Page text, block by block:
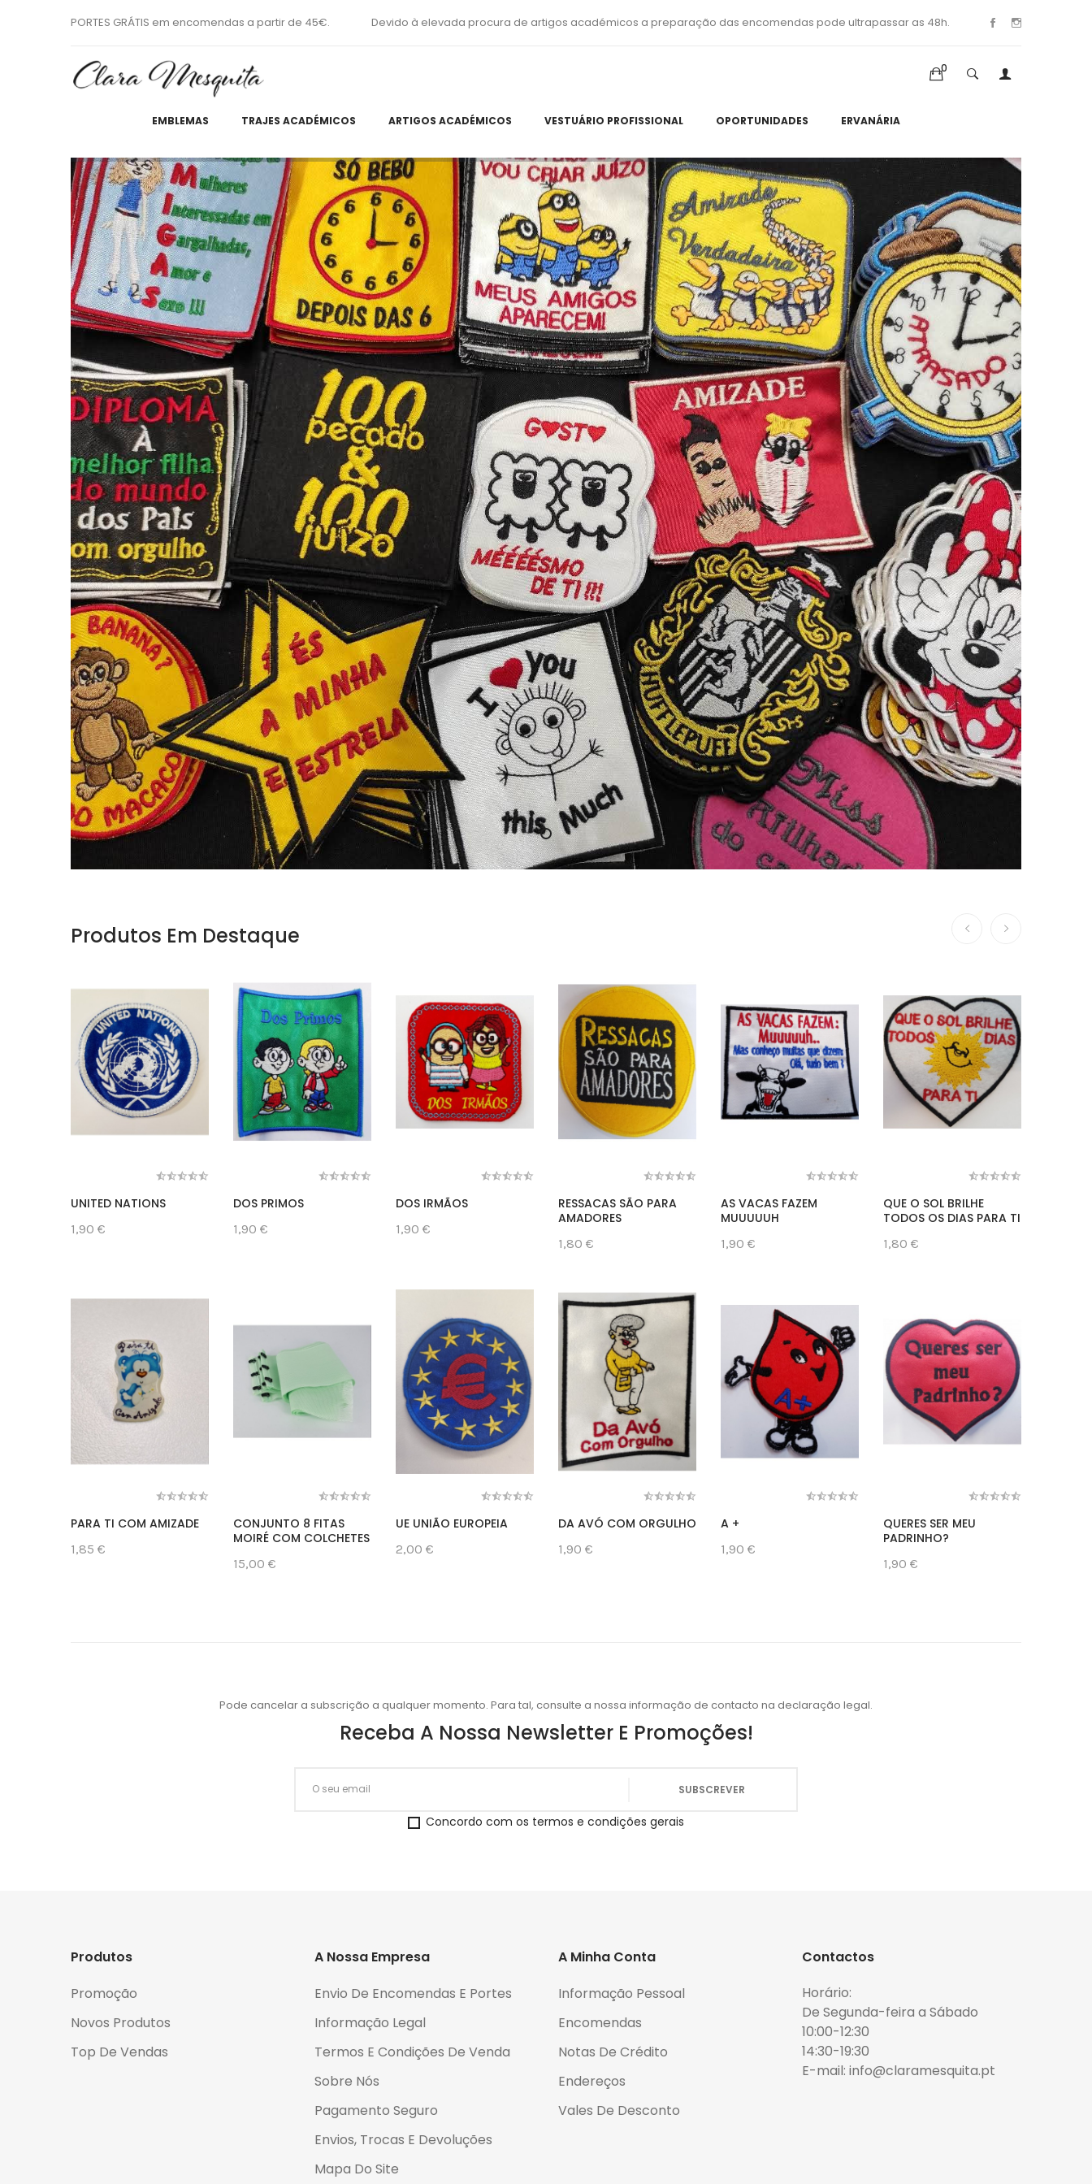
PORTES GRÁTIS em encomendas a partir de 45€. Devido à elevada procura de artigos académicos a preparação das encomendas pode ultrapassar as 48h.
0
EMBLEMAS TRAJES ACADÉMICOS ARTIGOS ACADÉMICOS VESTUÁRIO PROFISSIONAL OPORTUNIDADES ERVANÁRIA
Produtos Em Destaque
UNITED NATIONS
1,90 €
PARA TI COM AMIZADE
1,85 €
DOS PRIMOS
1,90 €
CONJUNTO 8 FITAS
MOIRÉ COM COLCHETES
15,00 €
DOS IRMÃOS
1,90 €
UE UNIÃO EUROPEIA
2,00 €
RESSACAS SÃO PARA
AMADORES
1,80 €
DA AVÓ COM ORGULHO
1,90 €
AS VACAS FAZEM
MUUUUUH
1,90 €
A +
1,90 €
QUE O SOL BRILHE
TODOS OS DIAS PARA TI
1,80 €
QUERES SER MEU
PADRINHO?
1,90 €
Pode cancelar a subscrição a qualquer momento. Para tal, consulte a nossa informação de contacto na declaração legal.
Receba A Nossa Newsletter E Promoções!
Concordo com os termos e condições gerais
Produtos
Promoção
Novos Produtos
Top De Vendas
A Nossa Empresa
Envio De Encomendas E Portes
Informação Legal
Termos E Condições De Venda
Sobre Nós
Pagamento Seguro
Envios, Trocas E Devoluções
Mapa Do Site
A Minha Conta
Informação Pessoal
Encomendas
Notas De Crédito
Endereços
Vales De Desconto
Contactos
Horário:
De Segunda-feira a Sábado
10:00-12:30
14:30-19:30
E-mail: info@claramesquita.pt